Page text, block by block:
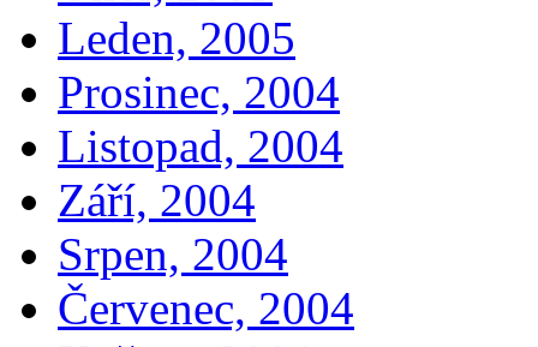
Leden, 2005
Prosinec, 2004
Listopad, 2004
Září, 2004
Srpen, 2004
Červenec, 2004